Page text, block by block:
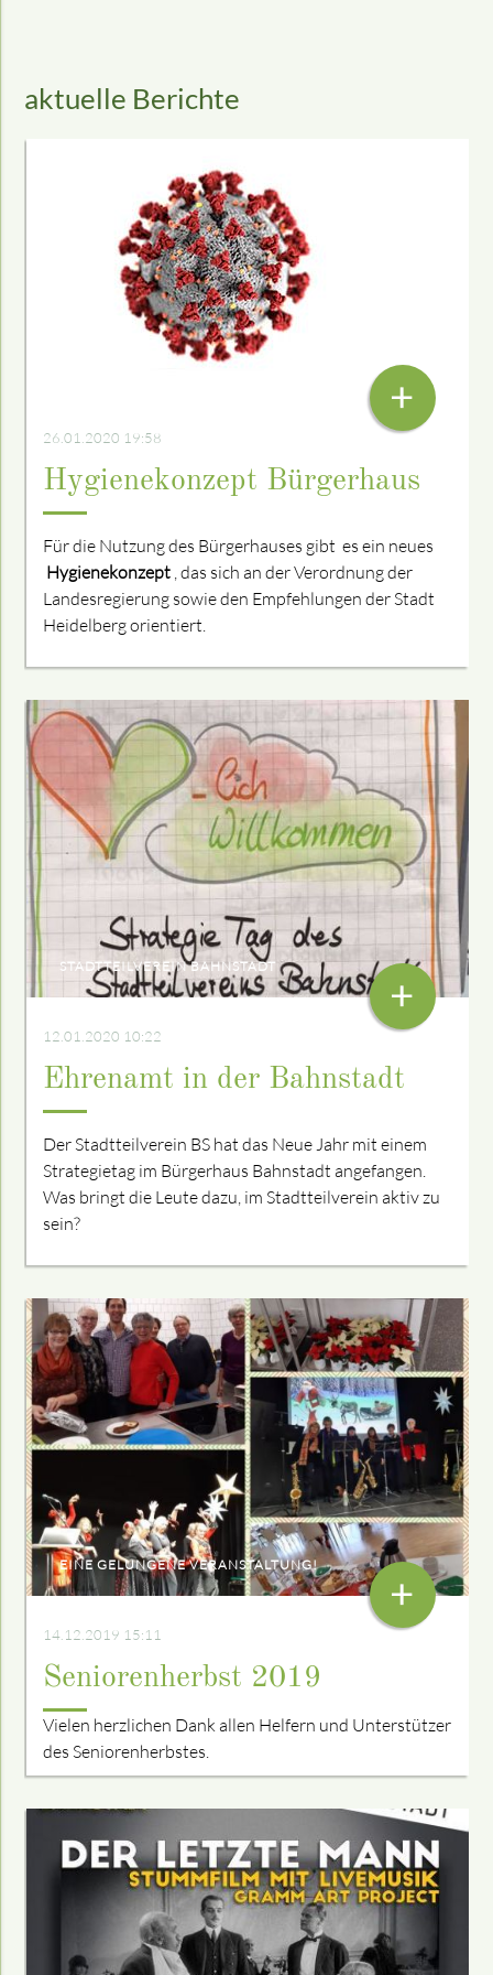
aktuelle Berichte
26.01.2020 19:58
Hygienekonzept Bürgerhaus
Für die Nutzung des Bürgerhauses gibt es ein neues
Hygienekonzept , das sich an der Verordnung der
Landesregierung sowie den Empfehlungen der Stadt
Heidelberg orientiert.
+
STADTTEILVEREIN BAHNSTADT
12.01.2020 10:22
Ehrenamt in der Bahnstadt
Der Stadtteilverein BS hat das Neue Jahr mit einem
Strategietag im Bürgerhaus Bahnstadt angefangen.
Was bringt die Leute dazu, im Stadtteilverein aktiv zu
sein?
+
EINE GELUNGENE VERANSTALTUNG!
14.12.2019 15:11
Seniorenherbst 2019
Vielen herzlichen Dank allen Helfern und Unterstützer
des Seniorenherbstes.
+